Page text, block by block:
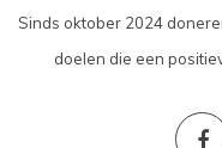
Sinds oktober 2024
doelen die een